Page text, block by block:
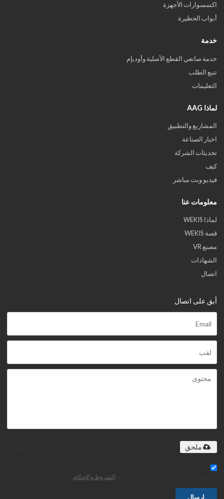
اكسسوارات الأجهزة
أبواب الحظيرة
خدمة
خدمة صانعي القطع الأصلية وأوديإم
تتبع الطلب
التعليمات
لماذا AAG
المشاريع والتطبيق
اخبار الصناعة
تحديثات الشركة
كيف
فيديو وبث مباشر
معلومات عنا
لماذا WEKIS
قصة WEKIS
مصنع VR
الشهادات
اتصال
أبق على اتصال
ملحق
الشروط والاحكام
إرسال